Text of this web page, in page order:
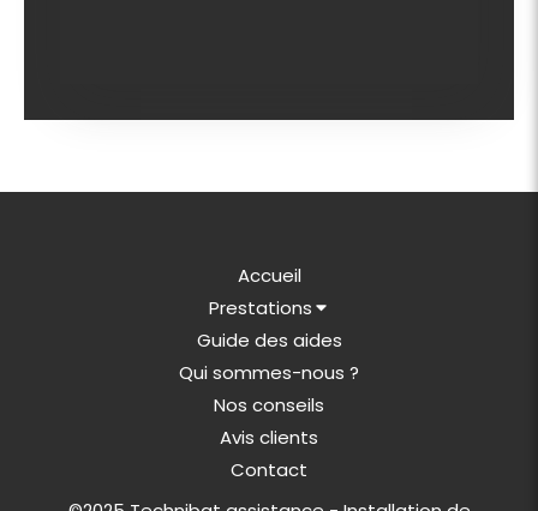
Accueil
Prestations
Guide des aides
Qui sommes-nous ?
Nos conseils
Avis clients
Contact